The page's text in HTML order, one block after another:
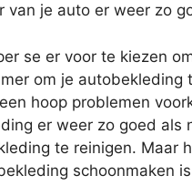
van je auto er weer zo
se er voor te kiezen
om je
hoop problemen
er weer zo goed
te reinigen. Maar
schoonmaken